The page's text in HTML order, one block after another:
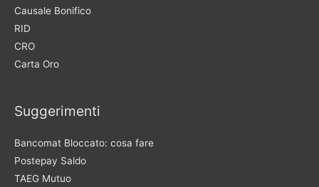
Causale Bonifico
RID
CRO
Carta Oro
Suggerimenti
Bancomat Bloccato: cosa fare
Postepay Saldo
TAEG Mutuo